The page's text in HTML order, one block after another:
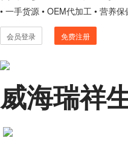
• 一手货源 • OEM代加工 • 营养保
会员登录 免费注册
威海瑞祥